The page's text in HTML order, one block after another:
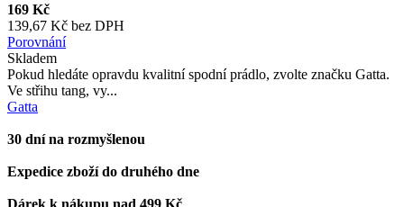
169 Kč
139,67 Kč bez DPH
Porovnání
Skladem
Pokud hledáte opravdu kvalitní spodní prádlo, zvolte značku Gatta.
Ve střihu tang, vy...
Gatta
30 dní na rozmyšlenou
Expedice zboží do druhého dne
Dárek k nákupu nad 499 Kč